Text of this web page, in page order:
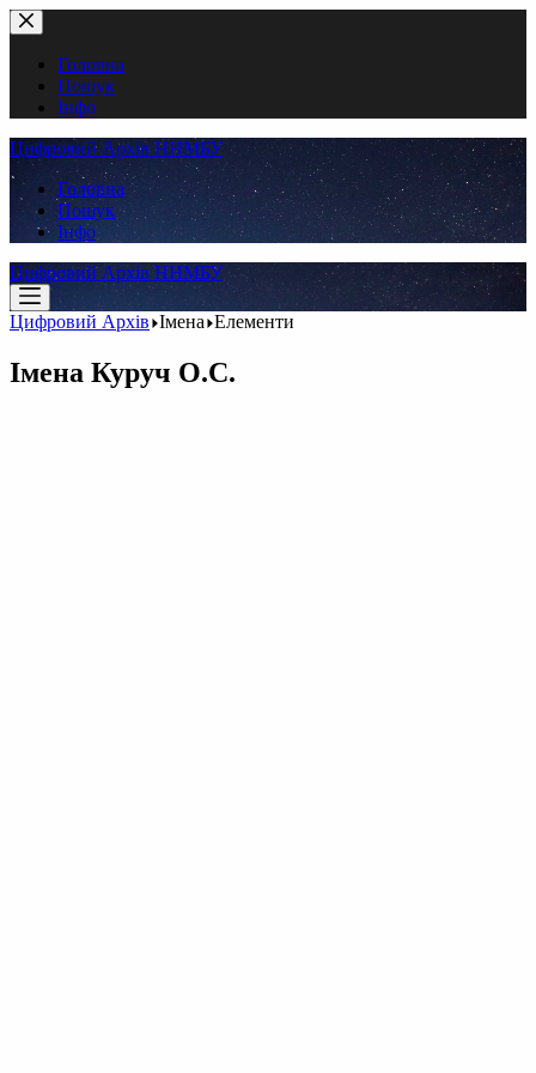
Перейти
до
вмістуГоловна
Пошук
Інфо
Цифровий Архів ННМБУ
Головна
Пошук
Інфо
Цифровий Архів ННМБУ
Цифровий Архів Імена Елементи
Імена Куруч О.С.